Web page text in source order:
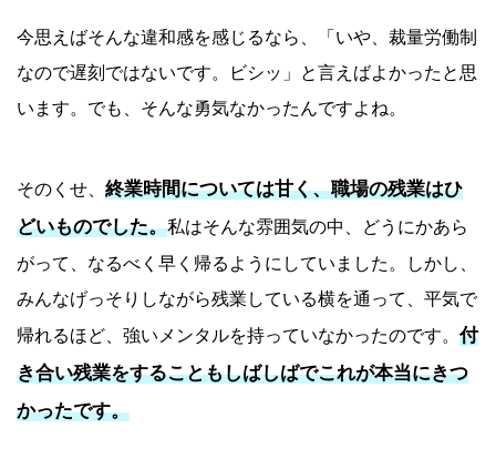
今思えばそんな違和感を感じるなら、「いや、裁量労働制
なので遅刻ではないです。ビシッ」と言えばよかったと思
います。でも、そんな勇気なかったんですよね。
そのくせ、 終業時間については甘く、職場の残業はひ
どいものでした。私はそんな雰囲気の中、どうにかあら
がって、なるべく早く帰るようにしていました。しかし、
みんなげっそりしながら残業している横を通って、平気で
帰れるほど、強いメンタルを持っていなかったのです。付
き合い残業をすることもしばしばでこれが本当にきつ
かったです。